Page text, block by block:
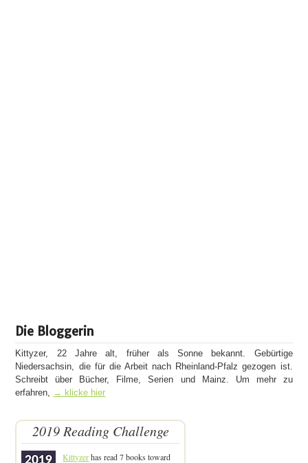
Die Bloggerin
Kittyzer, 22 Jahre alt, früher als Sonne bekannt. Gebürtige
Niedersachsin, die für die Arbeit nach Rheinland-Pfalz gezogen ist.
Schreibt über Bücher, Filme, Serien und Mainz. Um mehr zu
erfahren, → klicke hier
2019 Reading Challenge
Kittyzerhas read 7 books toward